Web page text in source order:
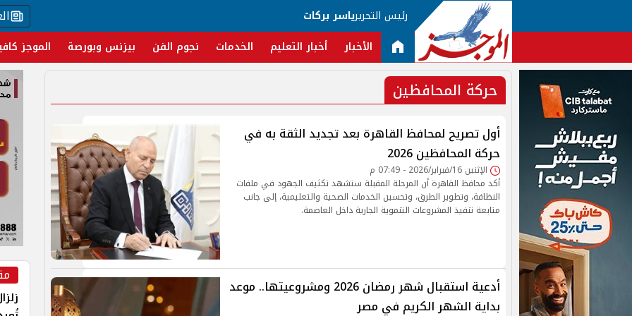
رئيس التحريرياسر بركات
الأخبار أخبار التعليم الخدمات نجوم الفن بيزنس وبورصة الموجز
حركة المحافظين
أول تصريح لمحافظ القاهرة بعد تجديد الثقة به في
حركة المحافظين 2026
الإثنين 16/فبراير/2026 - 07:49 م
أكد محافظ القاهرة أن المرحلة المقبلة ستشهد تكثيف الجهود في ملفات
النظافة، وتطوير الطرق، وتحسين الخدمات الصحية والتعليمية، إلى جانب
متابعة تنفيذ المشروعات التنموية الجارية داخل العاصمة.
أدعية استقبال شهر رمضان 2026 ومشروعيتها.. موعد
بداية الشهر الكريم في مصر